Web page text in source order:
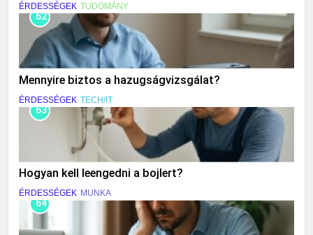
ÉRDESSÉGEK TUDOMÁNY
62
Mennyire biztos a hazugságvizsgálat?
ÉRDESSÉGEK TECH/IT
63
Hogyan kell leengedni a bojlert?
ÉRDESSÉGEK MUNKA
64